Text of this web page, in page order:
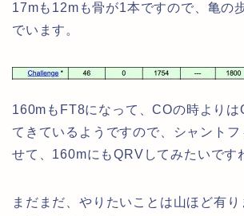
17mも12mも骨が1本ですので、亀の
でいます。
160mもFT8になって、COの時よりは
てきているようですので、シャントフ
せて、160mにもQRVしてみたいです
まだまだ、やりたいことは山ほど有